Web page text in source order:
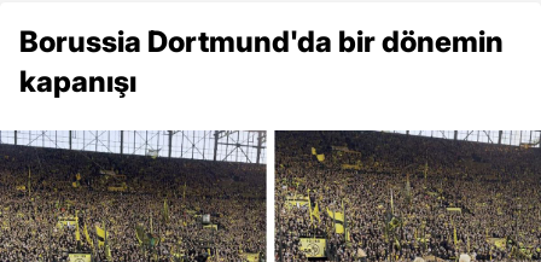
Borussia Dortmund'da bir dönemin
kapanışı